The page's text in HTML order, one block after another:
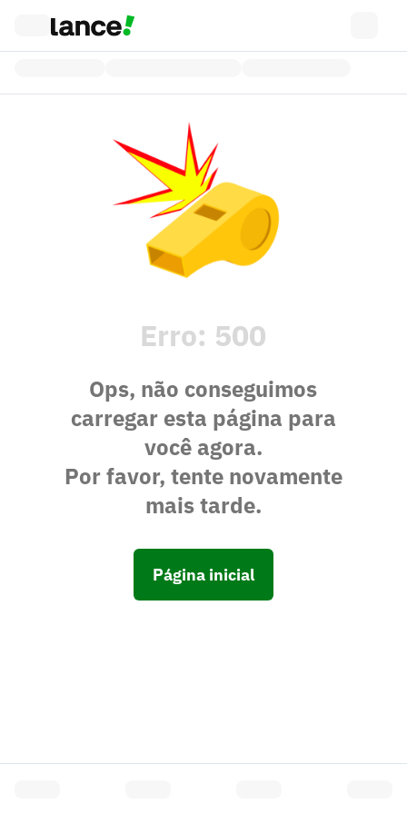
Erro: 500
Ops, não conseguimos
carregar esta página para
você agora.
Por favor, tente novamente
mais tarde.
Página inicial